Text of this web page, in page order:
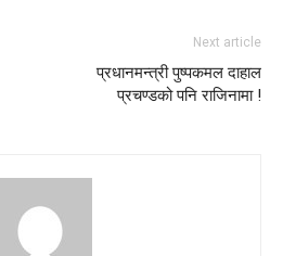
Next article
प्रधानमन्त्री पुष्पकमल दाहाल
प्रचण्डको पनि राजिनामा !